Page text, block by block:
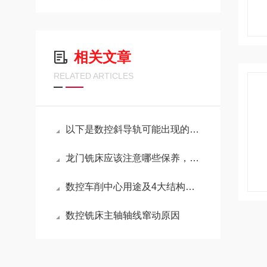
相关文章
RELATED ARTICLES
以下是数控斜导轨可能出现的问题以及相应的解决方法
龙门铣床应该注意哪些保养，可以延长寿命？
数控车削中心用途及4大结构特点
数控铣床主轴轴线窜动原因